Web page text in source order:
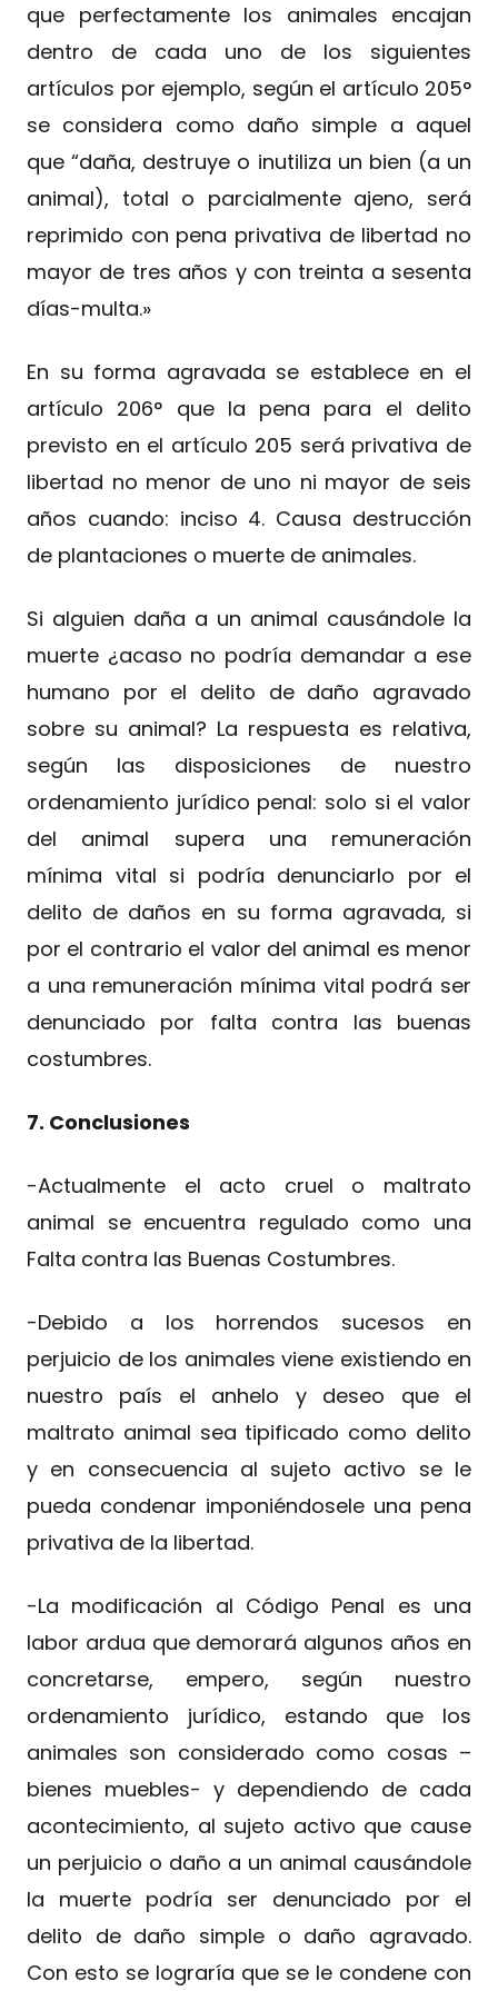
que perfectamente los animales encajan
dentro de cada uno de los siguientes
artículos por ejemplo, según el artículo 205°
se considera como daño simple a aquel
que “daña, destruye o inutiliza un bien (a un
animal), total o parcialmente ajeno, será
reprimido con pena privativa de libertad no
mayor de tres años y con treinta a sesenta
días-multa.»
En su forma agravada se establece en el
artículo 206° que la pena para el delito
previsto en el artículo 205 será privativa de
libertad no menor de uno ni mayor de seis
años cuando: inciso 4. Causa destrucción
de plantaciones o muerte de animales.
Si alguien daña a un animal causándole la
muerte ¿acaso no podría demandar a ese
humano por el delito de daño agravado
sobre su animal? La respuesta es relativa,
según las disposiciones de nuestro
ordenamiento jurídico penal: solo si el valor
del animal supera una remuneración
mínima vital si podría denunciarlo por el
delito de daños en su forma agravada, si
por el contrario el valor del animal es menor
a una remuneración mínima vital podrá ser
denunciado por falta contra las buenas
costumbres.
7. Conclusiones
-Actualmente el acto cruel o maltrato
animal se encuentra regulado como una
Falta contra las Buenas Costumbres.
-Debido a los horrendos sucesos en
perjuicio de los animales viene existiendo en
nuestro país el anhelo y deseo que el
maltrato animal sea tipificado como delito
y en consecuencia al sujeto activo se le
pueda condenar imponiéndosele una pena
privativa de la libertad.
-La modificación al Código Penal es una
labor ardua que demorará algunos años en
concretarse, empero, según nuestro
ordenamiento jurídico, estando que los
animales son considerado como cosas –
bienes muebles- y dependiendo de cada
acontecimiento, al sujeto activo que cause
un perjuicio o daño a un animal causándole
la muerte podría ser denunciado por el
delito de daño simple o daño agravado.
Con esto se lograría que se le condene con